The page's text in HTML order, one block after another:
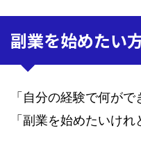
副業を始めたい
「自分の経験で何がで
「副業を始めたいけれ